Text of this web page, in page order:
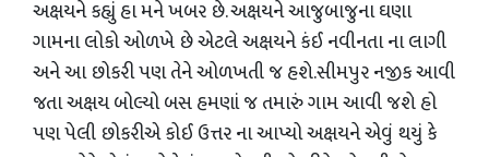
અક્ષયને કહ્યું હા મને ખબર છે. અક્ષયને આજુબાજુના ઘણા
ગામના લોકો ઓળખે છે એટલે અક્ષયને કંઈ નવીનતા ના લાગી
અને આ છોકરી પણ તેને ઓળખતી જ હશે.સીમપુર નજીક આવી
જતા અક્ષય બોલ્યો બસ હમણાં જ તમારું ગામ આવી જશે હો
પણ પેલી છોકરીએ કોઈ ઉત્તર ના આપ્યો અક્ષયને એવું થયું કે